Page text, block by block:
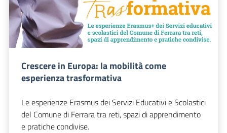
Crescere in Europa: la mobilità come
esperienza trasformativa
Le esperienze Erasmus dei Servizi Educativi e Scolastici
del Comune di Ferrara tra reti, spazi di apprendimento
e pratiche condivise.